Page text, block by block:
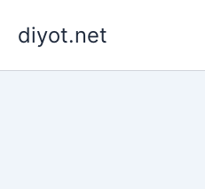
atladiyot.net